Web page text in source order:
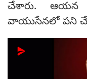
చేశారు. ఆయన
వాయుసేనలో పని